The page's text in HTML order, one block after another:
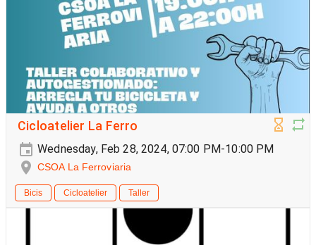
Cicloatelier La Ferro
Wednesday, Feb 28, 2024, 07:00 PM-10:00 PM
CSOA La Ferroviaria
Bicis Cicloatelier Taller